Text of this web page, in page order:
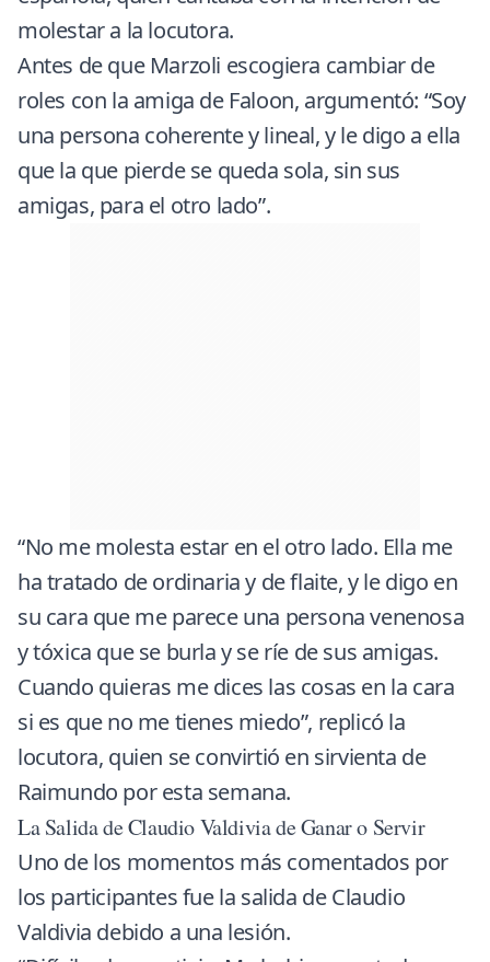
molestar a la locutora.
Antes de que Marzoli escogiera cambiar de
roles con la amiga de Faloon, argumentó: “Soy
una persona coherente y lineal, y le digo a ella
que la que pierde se queda sola, sin sus
amigas, para el otro lado”.
“No me molesta estar en el otro lado. Ella me
ha tratado de ordinaria y de flaite, y le digo en
su cara que me parece una persona venenosa
y tóxica que se burla y se ríe de sus amigas.
Cuando quieras me dices las cosas en la cara
si es que no me tienes miedo”, replicó la
locutora, quien se convirtió en sirvienta de
Raimundo por esta semana.
La Salida de Claudio Valdivia de Ganar o Servir
Uno de los momentos más comentados por
los participantes fue la salida de Claudio
Valdivia debido a una lesión.